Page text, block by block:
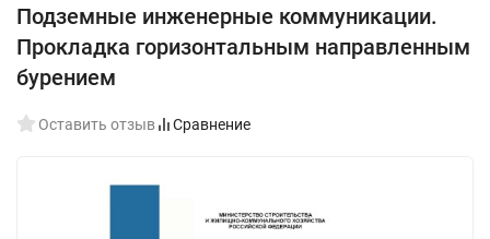
Подземные инженерные коммуникации.
Прокладка горизонтальным направленным
бурением
Оставить отзыв Сравнение